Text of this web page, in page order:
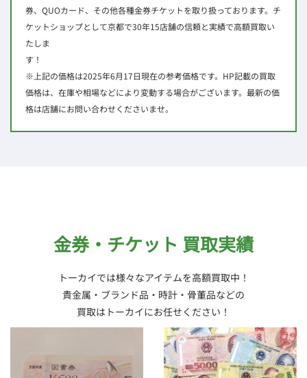
券、QUOカード、その他各種金券チケットを取り扱っております。チ
ケットショップとして京都で30年15店舗の信頼と実績で高額買取い
たしま
す
※上記の価格は2025年6月17日現在の参考価格です。HP記載の買取
価格は、在庫や相場などにより変動する場合がございます。最新の価
格は店舗にお問い合わせくださいませ。
金券・チケット 買取実績
トーカイでは様々なアイテムを高額買取中！
貴金属・ブランド品・時計・骨董品などの
買取はトーカイにお任せください！